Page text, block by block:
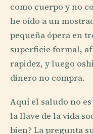
como cuerpo y no
he oído a un
pequeña ópera en
superficie formal,
rapidez, y luego
dinero no compra.
Aquí el saludo no
la llave de la vida
bien? La pregunta